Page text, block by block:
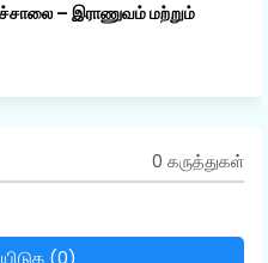
– இராணுவம் மற்றும்
0 கருத்துகள்
(0)